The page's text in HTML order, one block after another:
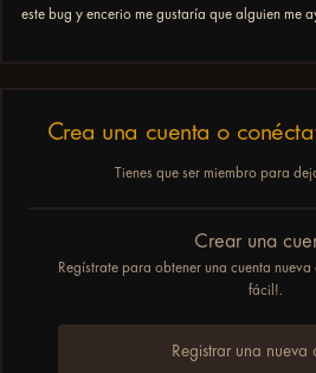
este bug y encerio me gustaría que alguien me
Crea una cuenta o
Tienes que ser miembro para
Crear una
Regístrate para obtener una cuenta nueva
fácil!.
Registrar una nueva